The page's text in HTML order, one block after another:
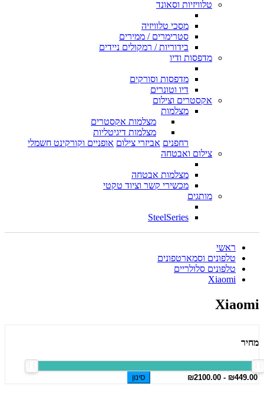
טלוויזיות וסאונד
מסכי טלוויזיה
סטרימרים / ממירים
בידוריות / רמקולים ניידים
מדפסות ודיו
מדפסות וסורקים
דיו וטונרים
אקסטרים וצילום
מצלמות
מצלמות אקסטרים
מצלמות דיגיטליות
רחפנים אביזרי צילום אופניים וקורקינט חשמלי
צילום ואבטחה
מצלמות אבטחה
מכשירי קשר וציוד טקטי
מותגים
SteelSeries
ראשי
טלפונים וסמארטפונים
טלפונים סלולריים
Xiaomi
Xiaomi
מחיר
סינון